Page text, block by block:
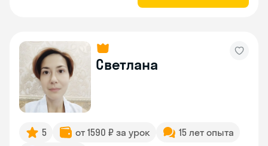
Светлана
5 от 1590 ₽ за урок
15 лет опыта